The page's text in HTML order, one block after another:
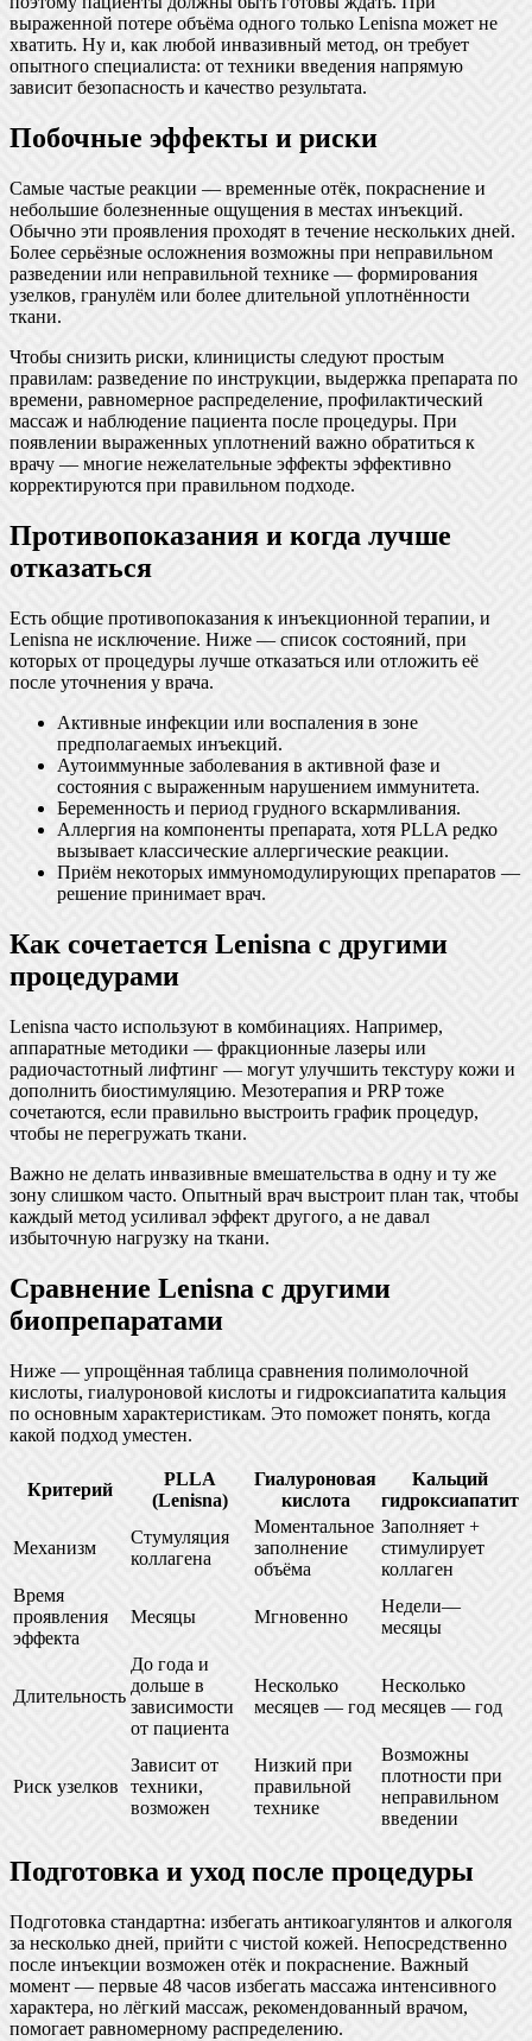
выраженной потере объёма одного только Lenisna может не
хватить. Ну и, как любой инвазивный метод, он требует
опытного специалиста: от техники введения напрямую
зависит безопасность и качество результата.
Побочные эффекты и риски
Самые частые реакции — временные отёк, покраснение и
небольшие болезненные ощущения в местах инъекций.
Обычно эти проявления проходят в течение нескольких дней.
Более серьёзные осложнения возможны при неправильном
разведении или неправильной технике — формирования
узелков, гранулём или более длительной уплотнённости
ткани.
Чтобы снизить риски, клиницисты следуют простым
правилам: разведение по инструкции, выдержка препарата по
времени, равномерное распределение, профилактический
массаж и наблюдение пациента после процедуры. При
появлении выраженных уплотнений важно обратиться к
врачу — многие нежелательные эффекты эффективно
корректируются при правильном подходе.
Противопоказания и когда лучше
отказаться
Есть общие противопоказания к инъекционной терапии, и
Lenisna не исключение. Ниже — список состояний, при
которых от процедуры лучше отказаться или отложить её
после уточнения у врача.
Активные инфекции или воспаления в зоне
предполагаемых инъекций.
Аутоиммунные заболевания в активной фазе и
состояния с выраженным нарушением иммунитета.
Беременность и период грудного вскармливания.
Аллергия на компоненты препарата, хотя PLLA редко
вызывает классические аллергические реакции.
Приём некоторых иммуномодулирующих препаратов —
решение принимает врач.
Как сочетается Lenisna с другими
процедурами
Lenisna часто используют в комбинациях. Например,
аппаратные методики — фракционные лазеры или
радиочастотный лифтинг — могут улучшить текстуру кожи и
дополнить биостимуляцию. Мезотерапия и PRP тоже
сочетаются, если правильно выстроить график процедур,
чтобы не перегружать ткани.
Важно не делать инвазивные вмешательства в одну и ту же
зону слишком часто. Опытный врач выстроит план так, чтобы
каждый метод усиливал эффект другого, а не давал
избыточную нагрузку на ткани.
Сравнение Lenisna с другими
биопрепаратами
Ниже — упрощённая таблица сравнения полимолочной
кислоты, гиалуроновой кислоты и гидроксиапатита кальция
по основным характеристикам. Это поможет понять, когда
какой подход уместен.
Критерий
PLLA
(Lenisna)
Гиалуроновая
кислота
Кальций
гидроксиапатит
Механизм
Стумуляция
коллагена
Моментальное
заполнение
объёма
Заполняет +
стимулирует
коллаген
Время
проявления
эффекта
Месяцы Мгновенно
Недели—
месяцы
Длительность
До года и
дольше в
зависимости
от пациента
Несколько
месяцев — год
Несколько
месяцев — год
Риск узелков
Зависит от
техники,
возможен
Низкий при
правильной
технике
Возможны
плотности при
неправильном
введении
Подготовка и уход после процедуры
Подготовка стандартна: избегать антикоагулянтов и алкоголя
за несколько дней, прийти с чистой кожей. Непосредственно
после инъекции возможен отёк и покраснение. Важный
момент — первые 48 часов избегать массажа интенсивного
характера, но лёгкий массаж, рекомендованный врачом,
помогает равномерному распределению.